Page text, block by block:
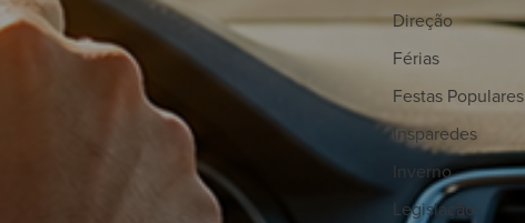
Direção
Férias
Festas Populares
Insparedes
Inverno
Legislação